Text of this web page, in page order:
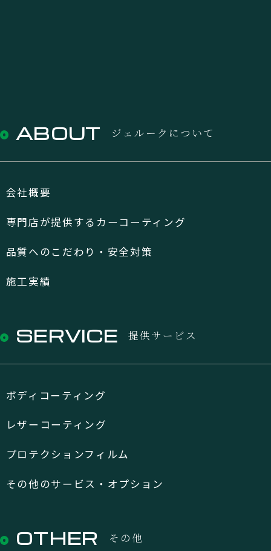
ABOUT ジェルークについて
会社概要
専門店が提供するカーコーティング
品質へのこだわり・安全対策
施工実績
SERVICE 提供サービス
ボディコーティング
レザーコーティング
プロテクションフィルム
その他のサービス・オプション
OTHER その他